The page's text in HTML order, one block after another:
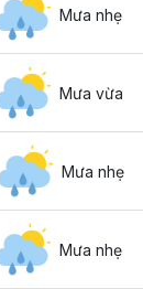
Mưa nhẹ
Mưa vừa
Mưa nhẹ
Mưa nhẹ